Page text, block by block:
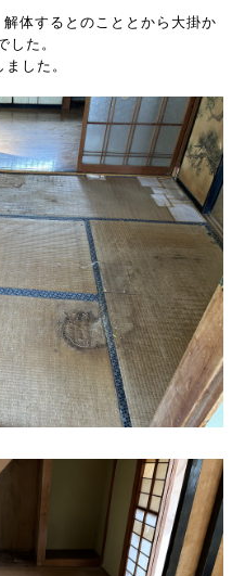
体するとのこととから大掛か
た。
した。